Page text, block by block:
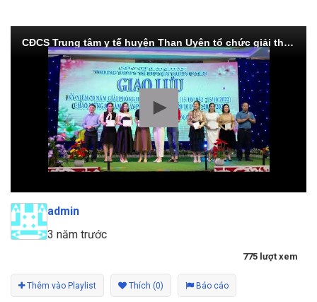
CĐCS Trung tâm y tế huyện Than Uyên tổ chức giải thể thao chào mừng 70 năm giải phóng huyện Than Uyên và 92 năm ngày Phụ nữ Việt Nam 20/10
admin
3 năm trước
775 lượt xem
Thêm vào Playlist Thích (0) Báo cáo